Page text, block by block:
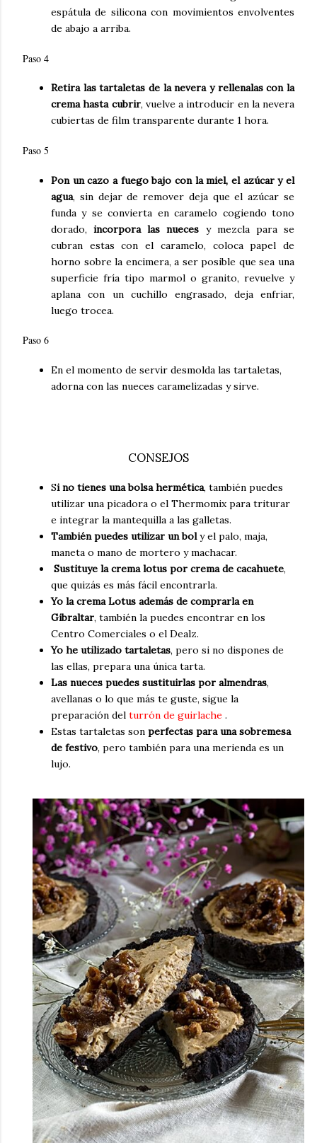
espátula de silicona con movimientos envolventes
de abajo a arriba.
Paso 4
Retira las tartaletas de la nevera y rellenalas con la
crema hasta cubrir, vuelve a introducir en la nevera
cubiertas de film transparente durante 1 hora.
Paso 5
Pon un cazo a fuego bajo con la miel, el azúcar y el
agua, sin dejar de remover deja que el azúcar se
funda y se convierta en caramelo cogiendo tono
dorado,incorpora las nueces y mezcla para se
cubran estas con el caramelo, coloca papel de
horno sobre la encimera, a ser posible que sea una
superficie fría tipo marmol o granito, revuelve y
aplana con un cuchillo engrasado, deja enfriar,
luego trocea.
Paso 6
En el momento de servir desmolda las tartaletas,
adorna con las nueces caramelizadas y sirve.
CONSEJOS
Si no tienes una bolsa hermética, también puedes
utilizar una picadora o el Thermomix para triturar
e integrar la mantequilla a las galletas.
También puedes utilizar un bol y el palo, maja,
maneta o mano de mortero y machacar.
Sustituye la crema lotus por crema de cacahuete,
que quizás es más fácil encontrarla.
Yo la crema Lotus además de comprarla en
Gibraltar, también la puedes encontrar en los
Centro Comerciales o el Dealz.
Yo he utilizado tartaletas, pero si no dispones de
las ellas, prepara una única tarta.
Las nueces puedes sustituirlas por almendras,
avellanas o lo que más te guste, sigue la
preparación del turrón de guirlache .
Estas tartaletas son perfectas para una sobremesa
de festivo, pero también para una merienda es un
lujo.